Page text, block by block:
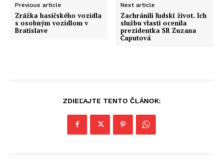
Previous article
Zrážka hasičského vozidla
s osobným vozidlom v
Bratislave
Next article
Zachránili ľudskí život. Ich
službu vlasti ocenila
prezidentka SR Zuzana
Čaputová
ZDIEĽAJTE TENTO ČLÁNOK: